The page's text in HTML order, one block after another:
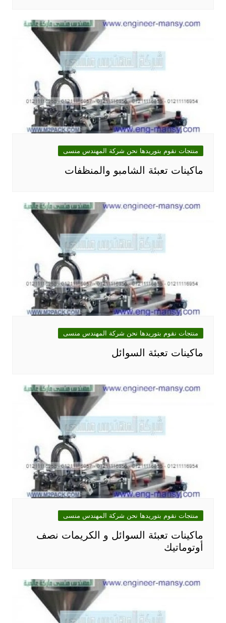
منتجات نقوم بتوريدها نحن شركة المهندس منسى
ماكينات تعبئة الشامبو والمنظفات
منتجات نقوم بتوريدها نحن شركة المهندس منسى
ماكينات تعبئة السوائل
منتجات نقوم بتوريدها نحن شركة المهندس منسى
ماكينات تعبئة السوائل و الكريمات نصف
أوتوماتيك